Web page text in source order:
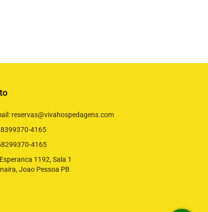
reservas@vivahospedagens.com
4165
4165
1192, Sala 1
Joao Pessoa PB